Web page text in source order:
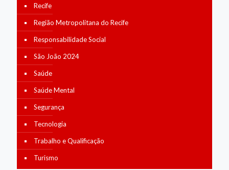
Recife
Região Metropolitana do Recife
Responsabilidade Social
São João 2024
Saúde
Saúde Mental
Segurança
Tecnologia
Trabalho e Qualificação
Turismo